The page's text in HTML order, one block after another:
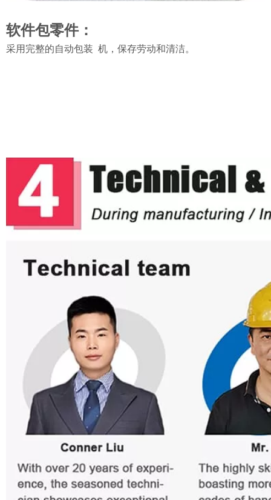
软件包零件：
采用完整的自动包装 机，保存劳动和清洁。